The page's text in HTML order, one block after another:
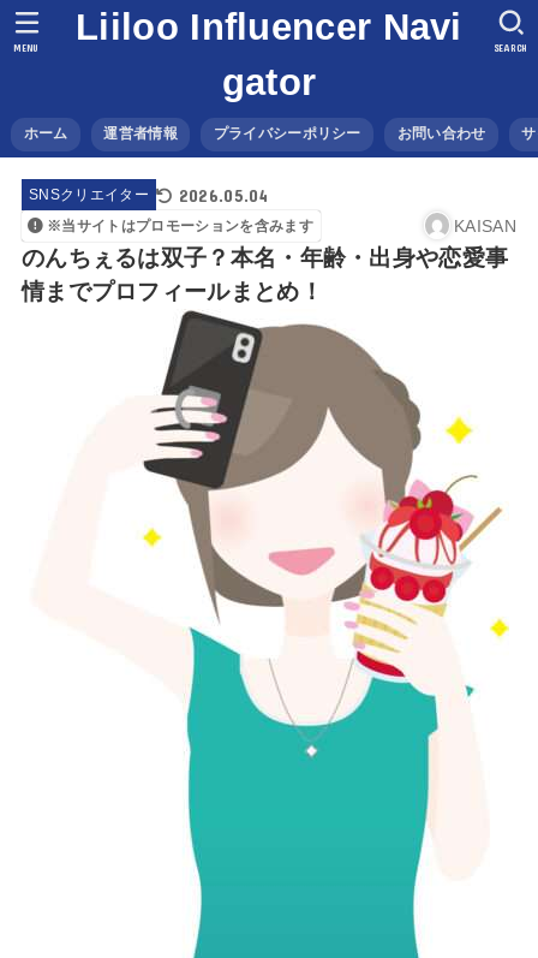
Liiloo Influencer Navi
gator
ホーム 運営者情報 プライバシーポリシー お問い合わせ
SEARCH
MENU
SNSクリエイター 2026.05.04
※当サイトはプロモーションを含みます KAISAN
のんちぇるは双子？本名・年齢・出身や恋愛事
情までプロフィールまとめ！